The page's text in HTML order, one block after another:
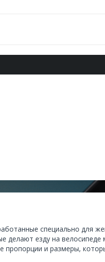
специально для
делают езду на
пропорции и размеры,